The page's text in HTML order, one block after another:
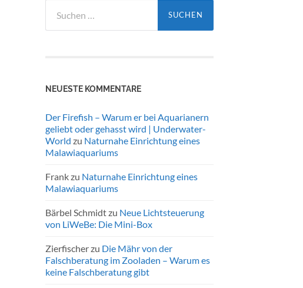
nach:
NEUESTE KOMMENTARE
Der Firefish – Warum er bei Aquarianern
geliebt oder gehasst wird | Underwater-
World zu Naturnahe Einrichtung eines
Malawiaquariums
Frankzu Naturnahe Einrichtung eines
Malawiaquariums
Bärbel Schmidtzu Neue Lichtsteuerung
von LiWeBe: Die Mini-Box
Zierfischerzu Die Mähr von der
Falschberatung im Zooladen – Warum es
keine Falschberatung gibt